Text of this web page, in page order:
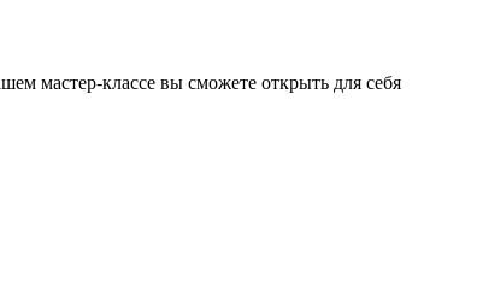
мастер-классе вы сможете открыть для себя